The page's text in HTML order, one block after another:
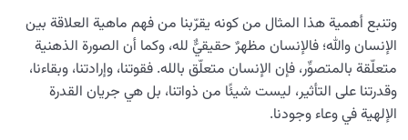
وتنبع أهمية هذا المثال من كونه يقرّبنا من فهم ماهية العلاقة بين
الإنسان والله؛ فالإنسان مظهرٌ حقيقيٌّ لله، وكما أن الصورة الذهنية
متعلّقة بالمتصوِّر، فإن الإنسان متعلّق بالله. فقوتنا، وإرادتنا، وبقاءنا،
وقدرتنا على التأثير، ليست شيئًا من ذواتنا، بل هي جريان القدرة
الإلهية في وعاء وجودنا.